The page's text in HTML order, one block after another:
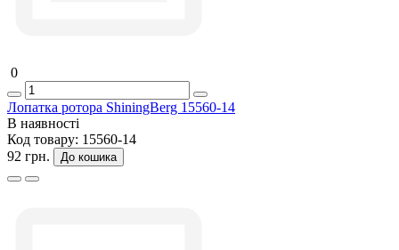
0
Лопатка ротора ShiningBerg 15560-14
В наявності
Код товару: 15560-14
92 грн.
До кошика